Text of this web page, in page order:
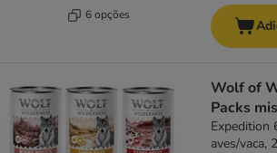
6 opções
Wolf of
Packs
Expedition
aves/vaca,